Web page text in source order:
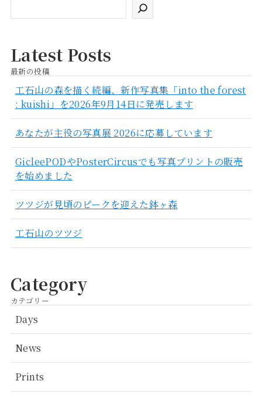
索
Latest Posts
最新の投稿
工石山の森を描く続編、新作写真集「into the forest
: kuishi」を2026年9月14日に発売します
あなたが主役の写真展 2026に応募しています
GicleePODやPosterCircusでも写真プリントの販売
を始めました
ツツジが見頃のピークを迎えた鉢ヶ森
工石山のツツジ
Category
カテゴリー
Days
News
Prints